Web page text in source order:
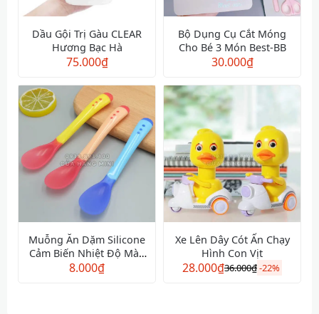
Dầu Gội Trị Gàu CLEAR
Hương Bạc Hà
75.000₫
Bộ Dụng Cụ Cắt Móng
Cho Bé 3 Món Best-BB
30.000₫
Muỗng Ăn Dặm Silicone
Cảm Biến Nhiệt Độ Màu
Xanh
8.000₫
Xe Lên Dây Cót Ấn Chạy
Hình Con Vịt
28.000₫36.000₫-22%